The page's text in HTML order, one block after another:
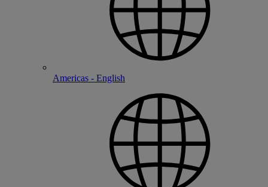
Americas - English